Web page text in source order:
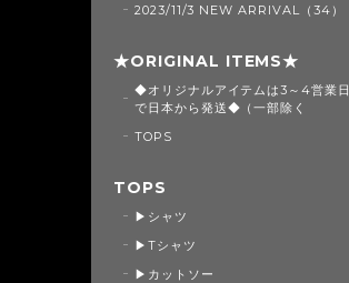
2023/11/3 NEW ARRIVAL（34）
★ORIGINAL ITEMS★
◆オリジナルアイテムは3～4営業日
で日本から発送◆（一部除く
TOPS
TOPS
▶シャツ
▶Tシャツ
▶カットソー